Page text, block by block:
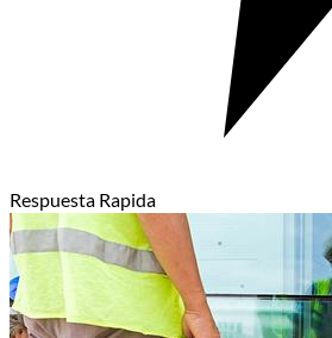
Respuesta Rapida